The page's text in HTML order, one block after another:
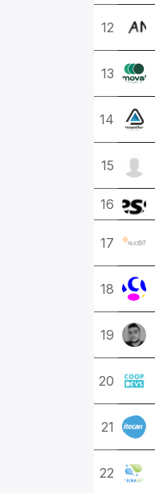
12
13
14
15
16
17
18
19
20
21
22